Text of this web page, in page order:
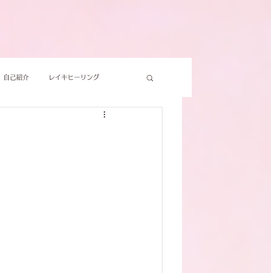
自己紹介 レイキヒーリング